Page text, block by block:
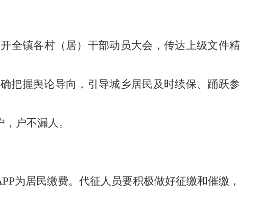
全镇各村（居）干部动员大会，传达上级文件精
把握舆论导向，引导城乡居民及时续保、踊跃参
户不漏人。
为居民缴费。 代征人员要积极做好征缴和催缴，